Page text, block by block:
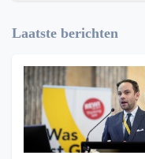
Laatste berichten